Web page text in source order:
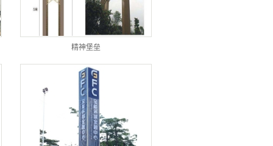
精神堡垒